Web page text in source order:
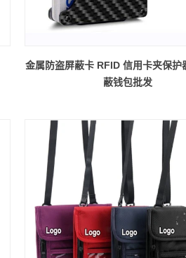
金属防盗屏蔽卡 RFID 信用卡夹保护
蔽钱包批发